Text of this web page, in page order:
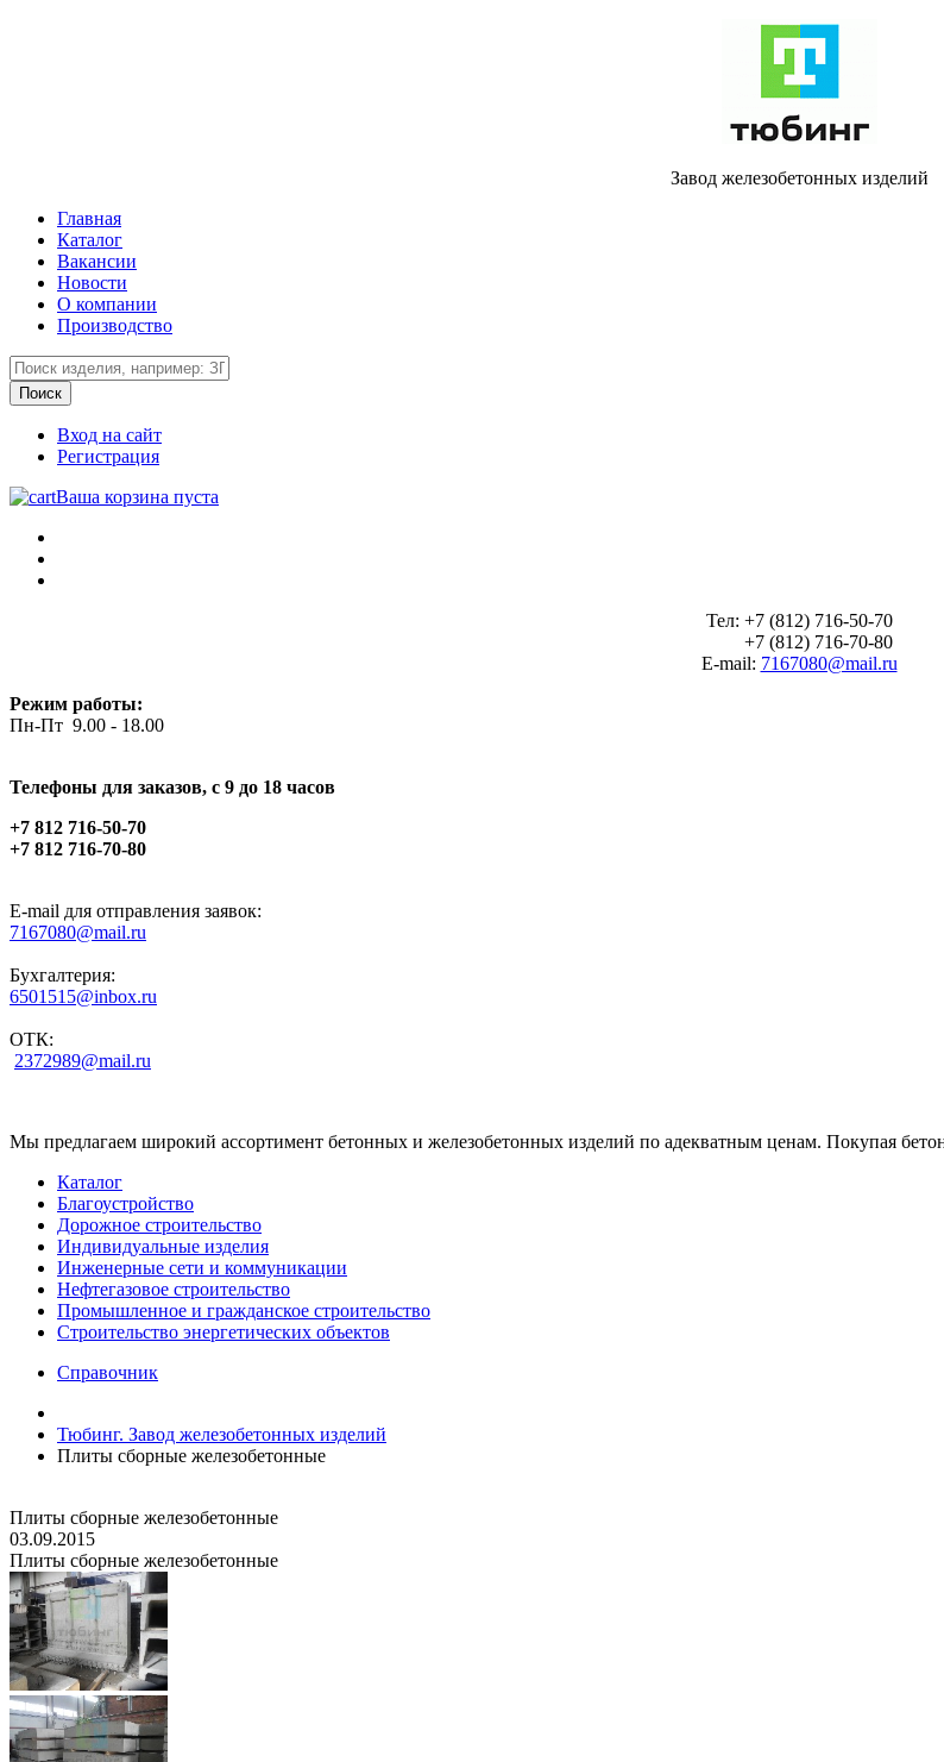
Завод железобетонных изделий
Главная
Каталог
Вакансии
Новости
О компании
Производство
Вход на сайт
Регистрация
Ваша корзина пуста
Тел: +7 (812) 716-50-70
+7 (812) 716-70-80
E-mail: 7167080@mail.ru
Режим работы:
Пн-Пт 9.00 - 18.00
Телефоны для заказов, c 9 до 18 часов
+7 812 716-50-70
+7 812 716-70-80
E-mail для отправления заявок:
7167080@mail.ru
Бухгалтерия:
6501515@inbox.ru
ОТК:
2372989@mail.ru
Мы предлагаем широкий ассортимент бетонных и железобетонных изделий по адекватным ценам. Покупая
Каталог
Благоустройство
Дорожное строительство
Индивидуальные изделия
Инженерные сети и коммуникации
Нефтегазовое строительство
Промышленное и гражданское строительство
Строительство энергетических объектов
Справочник
Тюбинг. Завод железобетонных изделий
Плиты сборные железобетонные
Плиты сборные железобетонные
03.09.2015
Плиты сборные железобетонные